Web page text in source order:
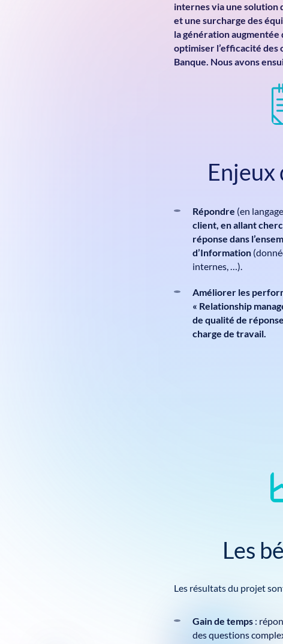
internes via une solution
et une surcharge des
la génération
optimiser l’efficacité des
Banque. Nous avons
Répondre (en
client, en allant
réponse dans
d’Information
internes, …).
Améliorer les
« Relationship
de qualité de
charge de travail.
Les
Les résultats du projet
Gain de temps :
des questions